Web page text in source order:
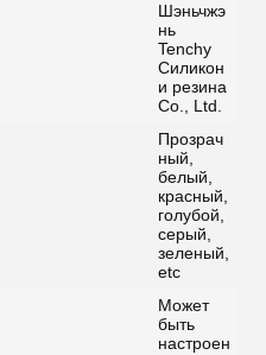
Шэньчжэ
нь
Tenchy
Силикон
и резина
Co., Ltd.
Прозрач
ный,
белый,
красный,
голубой,
серый,
зеленый,
etc
Может
быть
настроен